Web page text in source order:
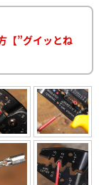
【”グイッとね